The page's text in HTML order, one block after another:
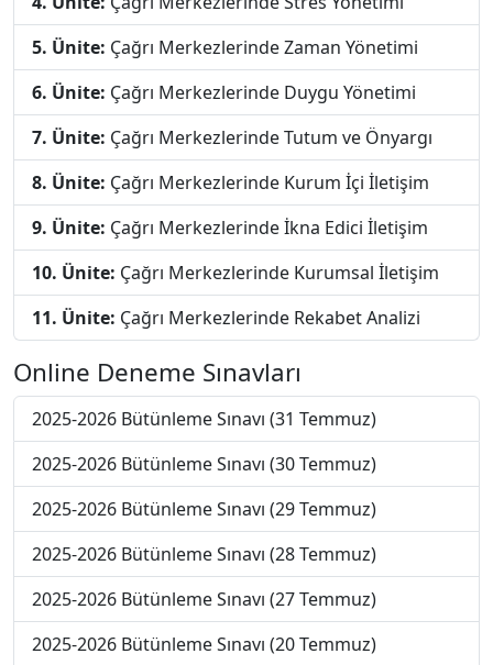
5. Ünite: Çağrı Merkezlerinde Zaman Yönetimi
6. Ünite: Çağrı Merkezlerinde Duygu Yönetimi
7. Ünite: Çağrı Merkezlerinde Tutum ve Önyargı
8. Ünite: Çağrı Merkezlerinde Kurum İçi İletişim
9. Ünite: Çağrı Merkezlerinde İkna Edici İletişim
10. Ünite: Çağrı Merkezlerinde Kurumsal İletişim
11. Ünite: Çağrı Merkezlerinde Rekabet Analizi
Online Deneme Sınavları
2025-2026 Bütünleme Sınavı (31 Temmuz)
2025-2026 Bütünleme Sınavı (30 Temmuz)
2025-2026 Bütünleme Sınavı (29 Temmuz)
2025-2026 Bütünleme Sınavı (28 Temmuz)
2025-2026 Bütünleme Sınavı (27 Temmuz)
2025-2026 Bütünleme Sınavı (20 Temmuz)